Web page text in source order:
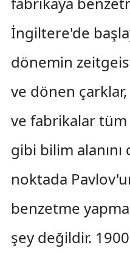
İngiltere'de
dönemin
ve dönen
ve fabrikalar tüm
gibi bilim
noktada
benzetme
şey değildir.